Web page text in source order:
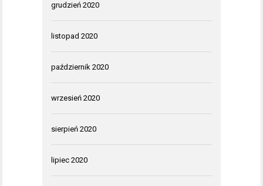
grudzień 2020
listopad 2020
październik 2020
wrzesień 2020
sierpień 2020
lipiec 2020